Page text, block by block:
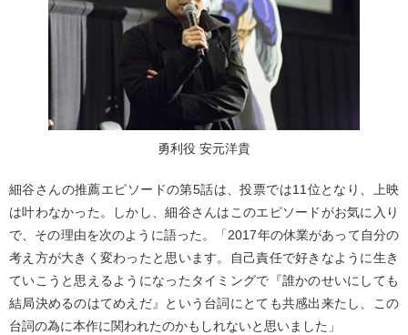
勇利役 安元洋貴
細谷さんの推薦エピソードの第5話は、投票では11位となり、上映
は叶わなかった。しかし、細谷さんはこのエピソードがお気に入り
で、その理由を次のように語った。「2017年の休業があって自分の
考え方が大きく変わったと思います。自己責任で好きなように生き
ていこうと思えるようになったタイミングで『誰かのせいにしても
結局決めるのはてめえだ』という台詞にとても共感出来たし、この
台詞の為に本作に関われたのかもしれないと思いました」